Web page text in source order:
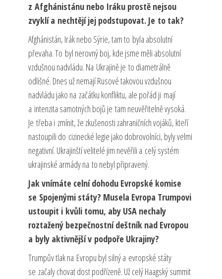
z Afghánistánu nebo Iráku prostě nejsou
zvyklí a nechtějí jej podstupovat. Je to tak?
Afghánistán, Irák nebo Sýrie, tam to byla absolutní
převaha. To byl nerovný boj, kde jsme měli absolutní
vzdušnou nadvládu. Na Ukrajině je to diametrálně
odlišné. Dnes už nemají Rusové takovou vzdušnou
nadvládu jako na začátku konfliktu, ale pořád ji mají
a intenzita samotných bojů je tam neuvěřitelně vysoká.
Je třeba i zmínit, že zkušenosti zahraničních vojáků, kteří
nastoupili do cizinecké legie jako dobrovolníci, byly velmi
negativní. Ukrajinští velitelé jim nevěřili a celý systém
ukrajinské armády na to nebyl připravený.
Jak vnímáte celní dohodu Evropské komise
se Spojenými státy? Musela Evropa Trumpovi
ustoupit i kvůli tomu, aby USA nechaly
roztažený bezpečnostní deštník nad Evropou
a byly aktivnější v podpoře Ukrajiny?
Trumpův tlak na Evropu byl silný a evropské státy
se začaly chovat dost podřízeně. Už celý Haagský summit